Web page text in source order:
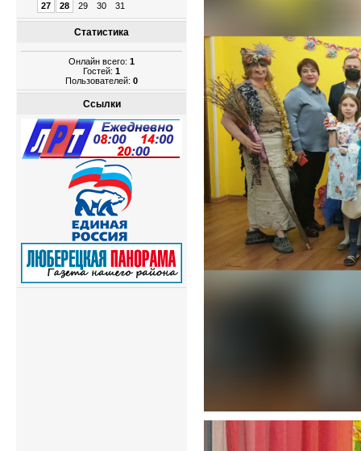
27
28 29 30 31
Статистика
Онлайн всего: 1
Гостей: 1
Пользователей: 0
Ссылки